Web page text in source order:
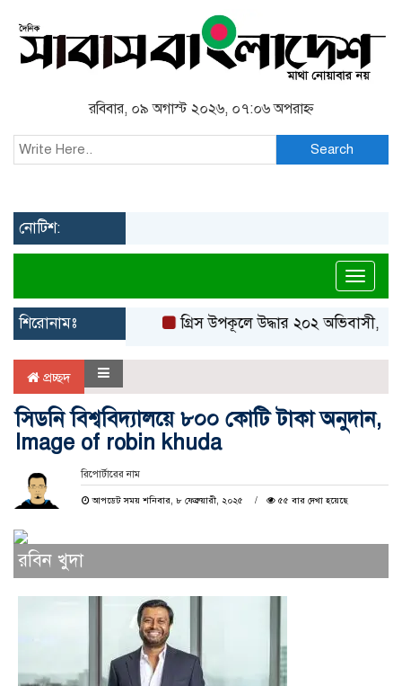
রবিবার, ০৯ অগাস্ট ২০২৬, ০৭:০৬ অপরাহ্ন
Search
নোটিশ:
শিরোনামঃ গ্রিস উপকূলে উদ্ধার ২০২ অভিবাসী,
প্রচ্ছদ
সিডনি বিশ্ববিদ্যালয়ে ৮০০ কোটি টাকা অনুদান,
Image of robin khuda
রিপোর্টারের নাম
আপডেট সময় শনিবার, ৮ ফেব্রুয়ারী, ২০২৫ ৫৫ বার দেখা হয়েছে
রবিন খুদা